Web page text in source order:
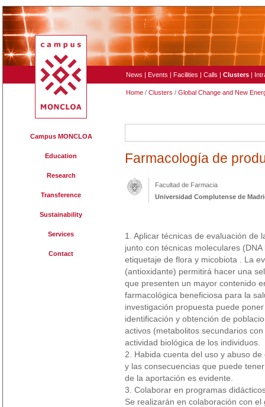
News | Events | Facilities | Calls | Clusters |
Home / Clusters / Global Change and New
Campus MONCLOA
Education
Research
Transference
Sustainability
Services
Contact
Farmacología de
Facultad de Farmacia
Universidad Complutense de
1. Aplicar técnicas de evaluación de
junto con técnicas moleculares
etiquetaje de flora y micobiota . La
(antioxidante) permitirá hacer una
que presenten un mayor contenido
farmacológica beneficiosa para la
investigación propuesta puede
identificación y obtención de
activos (metabolitos secundarios
actividad biológica de los individuos.
2. Habida cuenta del uso y abuso
y las consecuencias que puede
de la aportación es evidente.
3. Colaborar en programas
Se realizarán en colaboración con